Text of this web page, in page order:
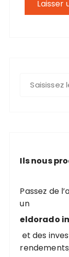
h
p
o
u
:
Ils nous
Passez de
un
eldorado
et des